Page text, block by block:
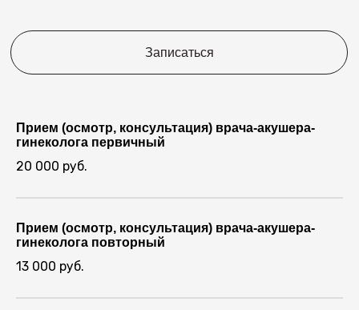
Записаться
Прием (осмотр, консультация) врача-акушера-
гинеколога первичный
20 000 руб.
Прием (осмотр, консультация) врача-акушера-
гинеколога повторный
13 000 руб.